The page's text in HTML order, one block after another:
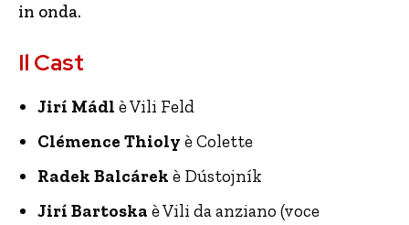
in onda.
Il Cast
Jirí Mádl è Vili Feld
Clémence Thioly è Colette
Radek Balcárek è Dústojník
Jirí Bartoska è Vili da anziano (voce